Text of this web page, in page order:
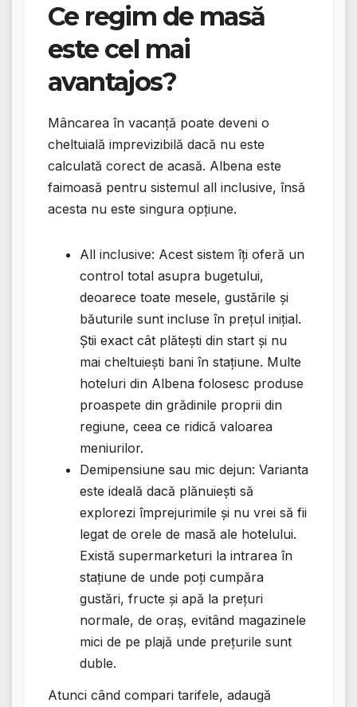
Ce regim de masă
este cel mai
avantajos?
Mâncarea în vacanță poate deveni o
cheltuială imprevizibilă dacă nu este
calculată corect de acasă. Albena este
faimoasă pentru sistemul all inclusive, însă
acesta nu este singura opțiune.
All inclusive: Acest sistem îți oferă un
control total asupra bugetului,
deoarece toate mesele, gustările și
băuturile sunt incluse în prețul inițial.
Știi exact cât plătești din start și nu
mai cheltuiești bani în stațiune. Multe
hoteluri din Albena folosesc produse
proaspete din grădinile proprii din
regiune, ceea ce ridică valoarea
meniurilor.
Demipensiune sau mic dejun: Varianta
este ideală dacă plănuiești să
explorezi împrejurimile și nu vrei să fii
legat de orele de masă ale hotelului.
Există supermarketuri la intrarea în
stațiune de unde poți cumpăra
gustări, fructe și apă la prețuri
normale, de oraș, evitând magazinele
mici de pe plajă unde prețurile sunt
duble.
Atunci când compari tarifele, adaugă